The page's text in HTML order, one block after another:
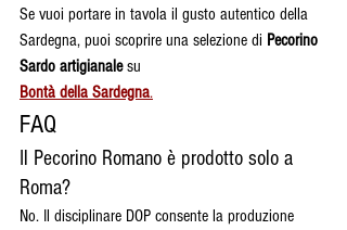
Se vuoi portare in tavola il gusto autentico della
Sardegna, puoi scoprire una selezione di Pecorino
Sardo artigianale su
Bontà della Sardegna.
FAQ
Il Pecorino Romano è prodotto solo a
Roma?
No. Il disciplinare DOP consente la produzione